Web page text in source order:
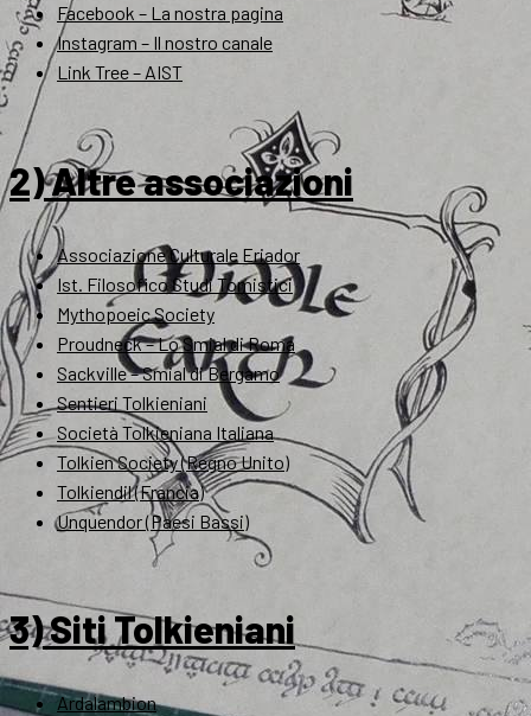
Facebook – La nostra pagina
Instagram – Il nostro canale
Link Tree – AIST
2) Altre associazioni
Associazione Culturale Eriador
Ist. Filosofico Studi Tomistici
Mythopoeic Society
Proudneck – Lo Smial di Roma
Sackville – Smial di Bergamo
Sentieri Tolkieniani
Società Tolkieniana Italiana
Tolkien Society (Regno Unito)
Tolkiendil (Francia)
Unquendor (Paesi Bassi)
3) Siti Tolkieniani
Ardalambion